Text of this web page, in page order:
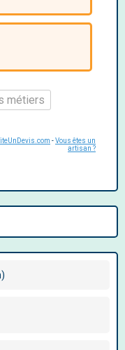
métiers
-Vous êtes un
artisan ?